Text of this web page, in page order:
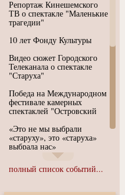
Репортаж Кинешемского
ТВ о спектакле "Маленькие
трагедии"
10 лет Фонду Культуры
Видео сюжет Городского
Телеканала о спектакле
"Старуха"
Победа на Международном
фестивале камерных
спектаклей "Островский
«Это не мы выбрали
«старуху», это «старуха»
выбрала нас»
Иммерсивный спектакль
"Язык чистого полета
полный список событий...